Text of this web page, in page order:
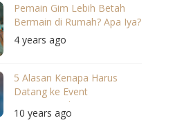
Pemain Gim Lebih Betah
Bermain di Rumah? Apa Iya?
4 years ago
5 Alasan Kenapa Harus
Datang ke Event
International SWAM 2016
10 years ago